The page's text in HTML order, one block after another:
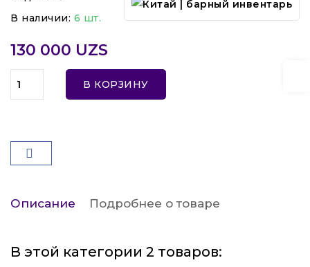
В наличии: 6 шт.
130 000 UZS
В КОРЗИНУ
Описание Подробнее о товаре
В этой категории 2 товаров: